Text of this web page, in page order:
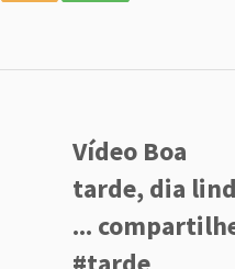
Vídeo Boa
tarde, dia
...